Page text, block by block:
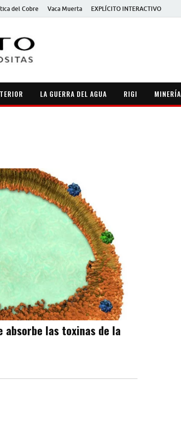
del Cobre Vaca Muerta EXPLÍCITO INTERACTIVO
LA GUERRA DEL AGUA RIGI MINERÍA
absorbe las toxinas de la